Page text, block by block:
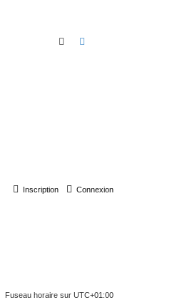
rechercher
Connexion
Inscription
Fuseau horaire sur UTC+01:00